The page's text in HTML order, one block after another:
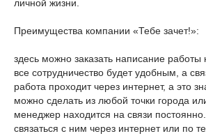
личной жизни.
Преимущества компании «Тебе зачет!»:
здесь можно заказать написание
все сотрудничество будет удобным, а
работа проходит через интернет, а это
можно сделать из любой точки города
менеджер находится на связи
связаться с ним через интернет или по